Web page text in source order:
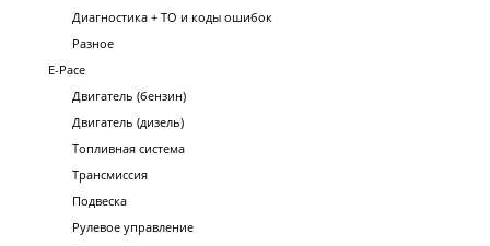
Диагностика + ТО и коды ошибок
Разное
E-Pace
Двигатель (бензин)
Двигатель (дизель)
Топливная система
Трансмиссия
Подвеска
Рулевое управление